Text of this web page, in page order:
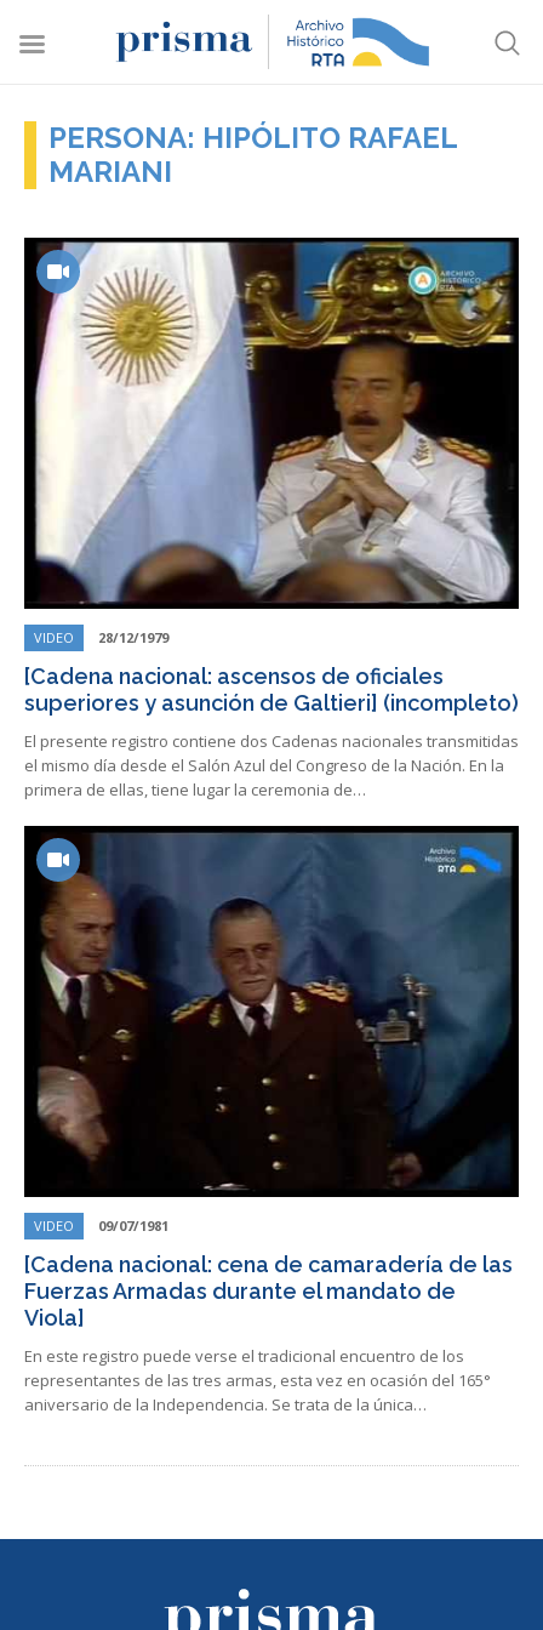
PERSONA: HIPÓLITO RAFAEL
MARIANI
VIDEO 28/12/1979
[Cadena nacional: ascensos de oficiales
superiores y asunción de Galtieri] (incompleto)
El presente registro contiene dos Cadenas nacionales transmitidas
el mismo día desde el Salón Azul del Congreso de la Nación. En la
primera de ellas, tiene lugar la ceremonia de…
VIDEO 09/07/1981
[Cadena nacional: cena de camaradería de las
Fuerzas Armadas durante el mandato de
Viola]
En este registro puede verse el tradicional encuentro de los
representantes de las tres armas, esta vez en ocasión del 165°
aniversario de la Independencia. Se trata de la única…